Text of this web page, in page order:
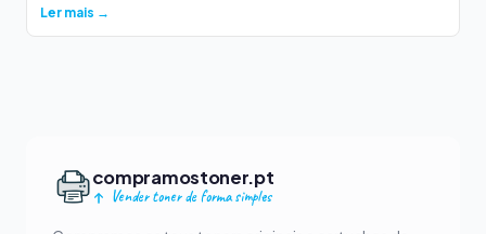
Ler mais →
compramostoner.pt
Vender toner de forma simples